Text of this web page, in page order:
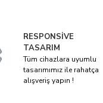
RESPONSIVE
TASARIM
Tüm cihazlara uyumlu
tasarımımız ile rahatça
alışveriş yapın !